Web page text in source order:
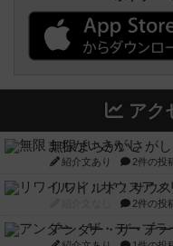
アク
無限まちがいさがし
紹介文あり 2件の投
リワイルド：サウ
2件の投
アンダー・ザ・テ